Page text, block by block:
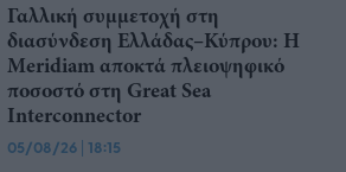
Γαλλική συμμετοχή στη
διασύνδεση Ελλάδας–Κύπρου: Η
Meridiam αποκτά πλειοψηφικό
ποσοστό στη Great Sea
Interconnector
05/08/26 | 18:15